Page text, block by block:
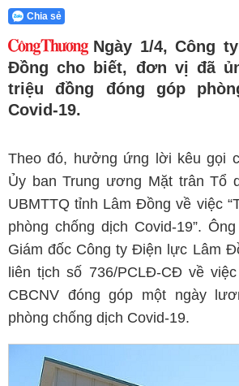
Chia sẻ
Ngày 1/4, Công
Đồng cho biết, đơn vị đã
triệu đồng đóng góp
Covid-19.
Theo đó, hưởng ứng lời kêu gọi
Ủy ban Trung ương Mặt trân Tổ
UBMTTQ tỉnh Lâm Đồng về việc
phòng chống dịch Covid-19”.
Giám đốc Công ty Điện lực Lâm
liên tịch số 736/PCLĐ-CĐ về
CBCNV đóng góp một ngày
phòng chống dịch Covid-19.